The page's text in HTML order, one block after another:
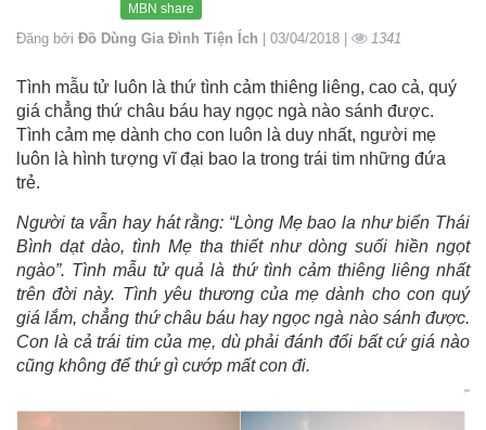
MBN share
Đăng bởi Đồ Dùng Gia Đình Tiện Ích | 03/04/2018 | 1341
Tình mẫu tử luôn là thứ tình cảm thiêng liêng, cao cả, quý
giá chẳng thứ châu báu hay ngọc ngà nào sánh được.
Tình cảm mẹ dành cho con luôn là duy nhất, người mẹ
luôn là hình tượng vĩ đại bao la trong trái tim những đứa
trẻ.
Người ta vẫn hay hát rằng: “Lòng Mẹ bao la như biển Thái
Bình dạt dào, tình Mẹ tha thiết như dòng suối hiền ngọt
ngào”. Tình mẫu tử quả là thứ tình cảm thiêng liêng nhất
trên đời này. Tình yêu thương của mẹ dành cho con quý
giá lắm, chẳng thứ châu báu hay ngọc ngà nào sánh được.
Con là cả trái tim của mẹ, dù phải đánh đổi bất cứ giá nào
cũng không để thứ gì cướp mất con đi.